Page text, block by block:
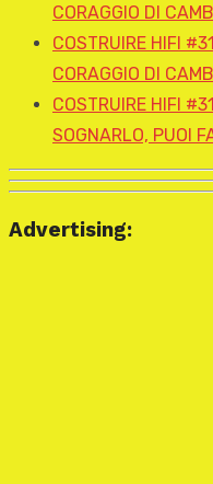
CORAGGIO DI
COSTRUIRE HIFI
CORAGGIO DI
COSTRUIRE HIFI
SOGNARLO, PUOI
Advertising: